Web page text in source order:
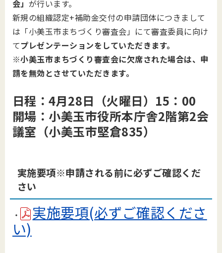
会」 が行います。
新規の組織認定+補助金交付の申請団体につきまして
は「小美玉市まちづくり審査会」にて審査委員に向け
てプレゼンテーションをしていただきます。
※小美玉市まちづくり審査会に欠席された場合は、申
請を無効とさせていただきます。
日程：4月28日（火曜日）15：00
開場：小美玉市役所本庁舎2階第2会
議室（小美玉市堅倉835）
実施要項※申請される前に必ずご確認くだ
さい
・
実施要項(必ずご確認くださ
い)